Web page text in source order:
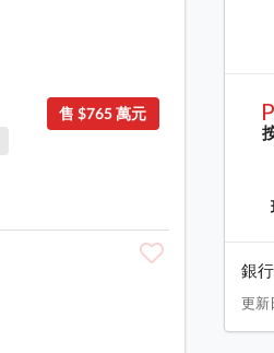
售 $765 萬元
銀
更新